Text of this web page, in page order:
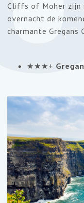
Cliffs of Moher zijn
overnacht de
charmante Gregans
★★★+